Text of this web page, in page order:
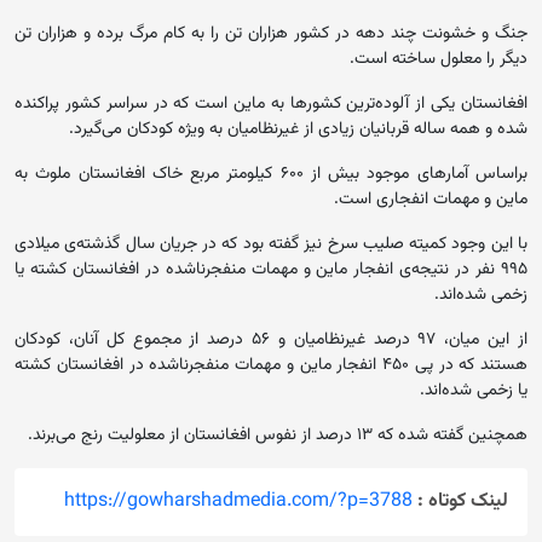
جنگ و خشونت چند دهه‌ در کشور هزاران تن را به کام مرگ برده و هزاران تن
دیگر را معلول ساخته است.
افغانستان یکی از آلوده‌ترین کشورها به ماین است که در سراسر کشور پراکنده
شده و همه ساله قربانیان زیادی از غیرنظامیان به ویژه کودکان می‌گیرد.
براساس آمارهای موجود بیش از ۶۰۰ کیلومتر مربع خاک افغانستان ملوث به
ماین و مهمات انفجاری است.
با این وجود کمیته صلیب سرخ نیز گفته بود که در جریان سال گذشته‌ی میلادی
۹۹۵ نفر در نتیجه‌ی انفجار ماین و مهمات منفجرناشده در افغانستان کشته یا
زخمی شده‌اند.
از این میان، ۹۷ درصد غیرنظامیان و ۵۶ درصد از مجموع کل آنان، کودکان
هستند که در پی ۴۵۰ انفجار ماین و مهمات منفجرناشده در افغانستان کشته
یا زخمی شده‌اند.
همچنین گفته شده که ۱۳ درصد از نفوس افغانستان از معلولیت رنج می‌برند.
لینک کوتاه : https://gowharshadmedia.com/?p=3788